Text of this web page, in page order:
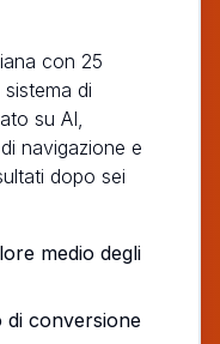
con 25
di
su AI,
navigazione e
dopo sei
medio degli
di conversione